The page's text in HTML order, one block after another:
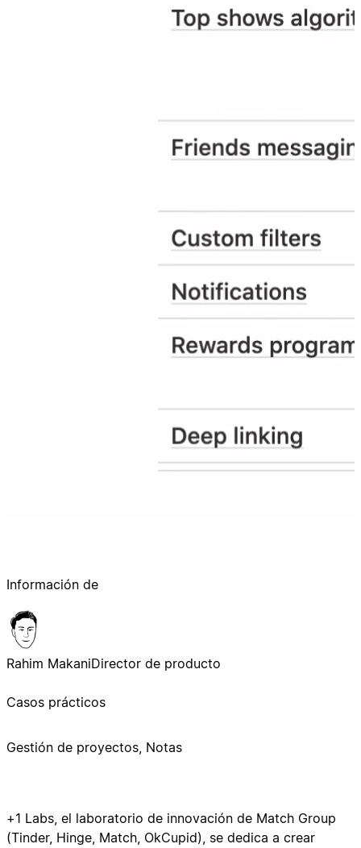
+1 Labs, el laboratorio de innovación de Match Group
(Tinder, Hinge, Match, OkCupid), se dedica a crear
Información de
Rahim MakaniDirector de producto
Casos prácticos
Gestión de proyectos, Notas